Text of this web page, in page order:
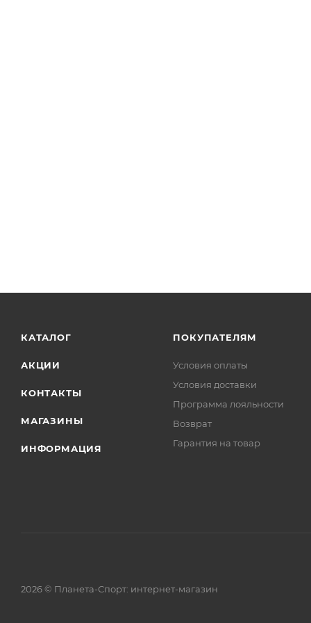
КАТАЛОГ
АКЦИИ
КОНТАКТЫ
МАГАЗИНЫ
ИНФОРМАЦИЯ
ПОКУПАТЕЛЯМ
Условия оплаты
Условия доставки
Программа лояльности
Возврат
Гарантия на товар
2026 © Планета-Спорт: интернет-магазин